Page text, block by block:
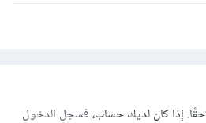
إذا كان لديك حساب،فسجل الدخول